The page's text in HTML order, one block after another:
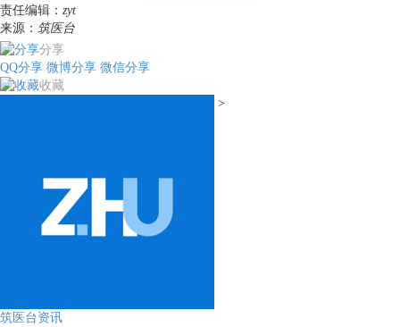
责任编辑： zyt
来源： 筑医台
分享
QQ分享 微博分享 微信分享
收藏
>
筑医台资讯